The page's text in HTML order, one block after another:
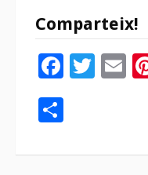
Comparteix!